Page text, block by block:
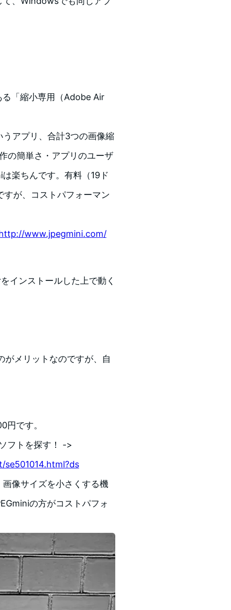
「縮小専用（Adobe Air
うアプリ、合計3つの画像縮
の簡単さ・アプリのユーザ
楽ちんです。有料（19ド
が、コストパフォーマン
www.jpegmini.com/
インストールした上で動く
メリットなのですが、自
円です。
フトを探す！ ->
像サイズを小さくする機
の方がコストパフォ